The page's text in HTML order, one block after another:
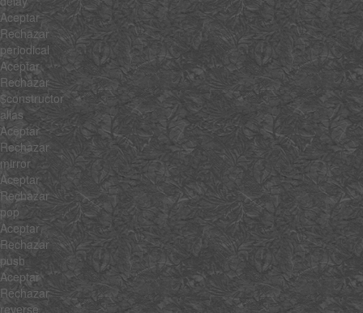
Aceptar
Rechazar
periodical
Aceptar
Rechazar
$constructor
alias
Aceptar
Rechazar
mirror
Aceptar
Rechazar
pop
Aceptar
Rechazar
push
Aceptar
Rechazar
reverse